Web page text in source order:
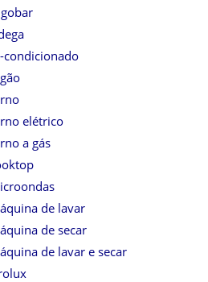
condicionado
elétrico
a gás
de lavar
de secar
de lavar e secar